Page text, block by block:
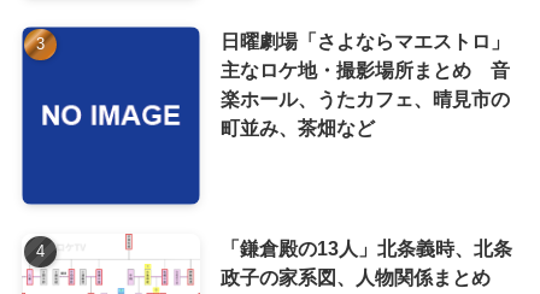
日曜劇場「さよならマエストロ」
主なロケ地・撮影場所まとめ 音
楽ホール、うたカフェ、晴見市の
町並み、茶畑など
「鎌倉殿の13人」北条義時、北条
政子の家系図、人物関係まとめ